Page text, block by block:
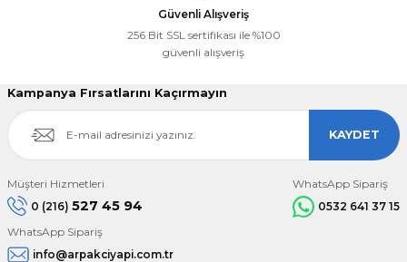
Güvenli Alışveriş
256 Bit SSL sertifikası ile %100
güvenli alışveriş
Kampanya Fırsatlarını Kaçırmayın
KAYDET
Müşteri Hizmetleri
0 (216) 527 45 94
WhatsApp Sipariş
0532 641 37 15
WhatsApp Sipariş
info@arpakciyapi.com.tr